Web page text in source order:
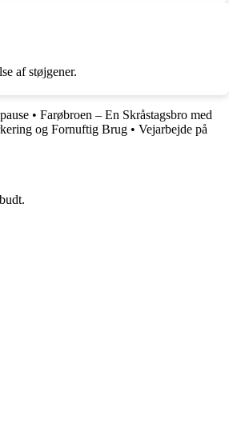
af støjgener.
• Farøbroen – En Skråstagsbro med
og Fornuftig Brug • Vejarbejde på